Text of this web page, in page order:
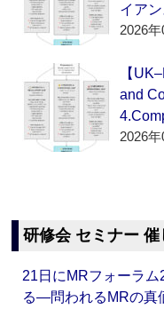
イア
2026
【
and
2026
研修会 セミナー 催
21日にMRフォーラム
る―問われるMRの